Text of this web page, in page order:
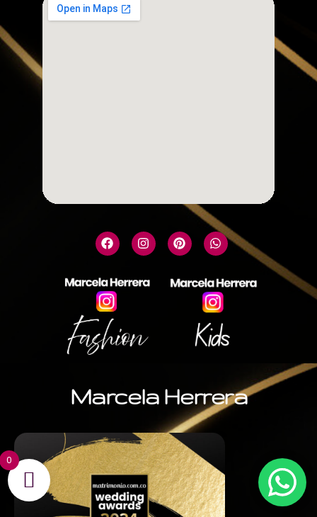
Marcela Herrera
0